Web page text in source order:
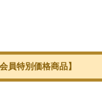
員特別価格商品】